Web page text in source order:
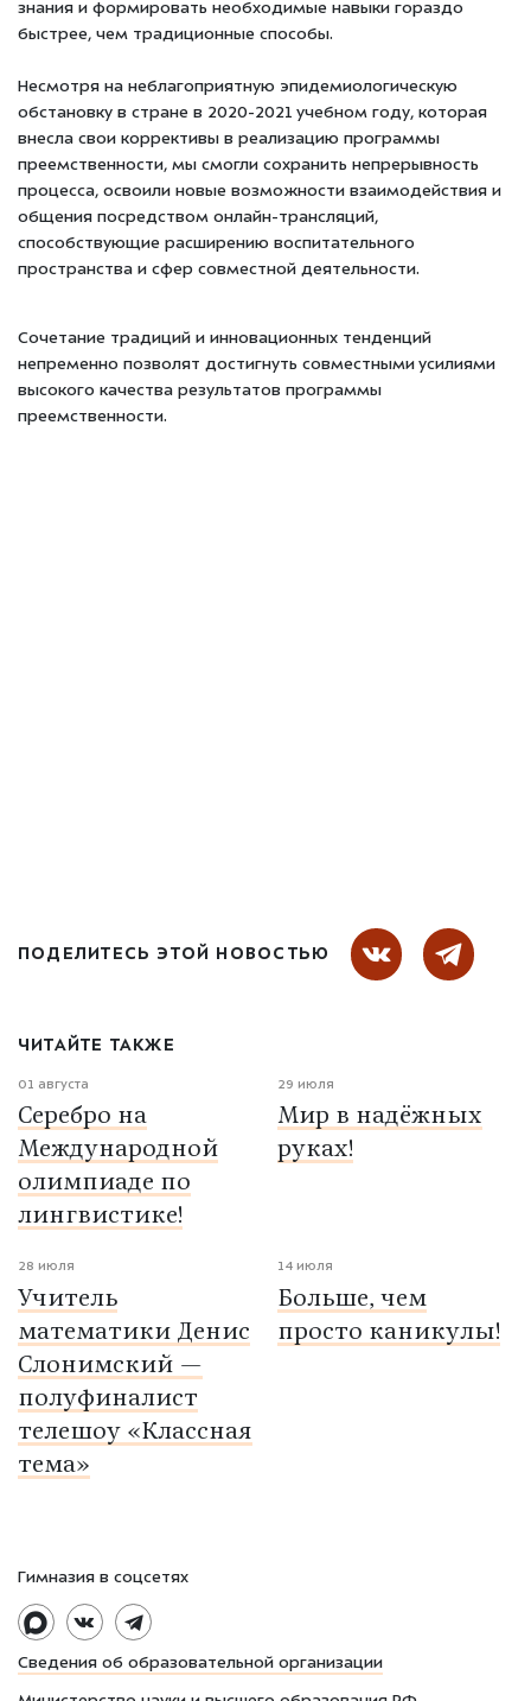
знания и формировать необходимые навыки гораздо
быстрее, чем традиционные способы.
Несмотря на неблагоприятную эпидемиологическую
обстановку в стране в 2020-2021 учебном году, которая
внесла свои коррективы в реализацию программы
преемственности, мы смогли сохранить непрерывность
процесса, освоили новые возможности взаимодействия и
общения посредством онлайн-трансляций,
способствующие расширению воспитательного
пространства и сфер совместной деятельности.
Сочетание традиций и инновационных тенденций
непременно позволят достигнуть совместными усилиями
высокого качества результатов программы
преемственности.
ПОДЕЛИТЕСЬ ЭТОЙ НОВОСТЬЮ
ЧИТАЙТЕ ТАКЖЕ
01 августа
Серебро на
Международной
олимпиаде по
лингвистике!
29 июля
Мир в надёжных
руках!
28 июля
Учитель
математики Денис
Слонимский —
полуфиналист
телешоу «Классная
тема»
14 июля
Больше, чем
просто каникулы!
Сведения об образовательной организации
Гимназия в соцсетях